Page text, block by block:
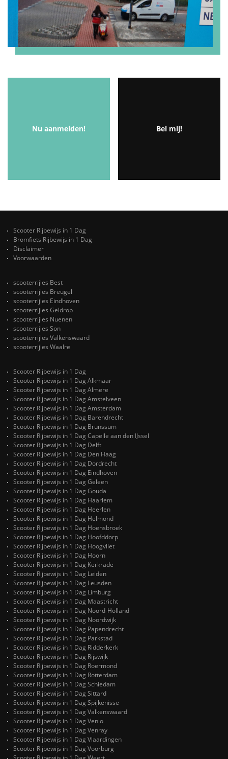
Nu aanmelden! Bel mij!
Scooter Rijbewijs in 1 Dag
Bromfiets Rijbewijs in 1 Dag
Disclaimer
Voorwaarden
scooterrijles Best
scooterrijles Breugel
scooterrijles Eindhoven
scooterrijles Geldrop
scooterrijles Nuenen
scooterrijles Son
scooterrijles Valkenswaard
scooterrijles Waalre
Scooter Rijbewijs in 1 Dag
Scooter Rijbewijs in 1 Dag Alkmaar
Scooter Rijbewijs in 1 Dag Almere
Scooter Rijbewijs in 1 Dag Amstelveen
Scooter Rijbewijs in 1 Dag Amsterdam
Scooter Rijbewijs in 1 Dag Barendrecht
Scooter Rijbewijs in 1 Dag Brunssum
Scooter Rijbewijs in 1 Dag Capelle aan den IJssel
Scooter Rijbewijs in 1 Dag Delft
Scooter Rijbewijs in 1 Dag Den Haag
Scooter Rijbewijs in 1 Dag Dordrecht
Scooter Rijbewijs in 1 Dag Eindhoven
Scooter Rijbewijs in 1 Dag Geleen
Scooter Rijbewijs in 1 Dag Gouda
Scooter Rijbewijs in 1 Dag Haarlem
Scooter Rijbewijs in 1 Dag Heerlen
Scooter Rijbewijs in 1 Dag Helmond
Scooter Rijbewijs in 1 Dag Hoensbroek
Scooter Rijbewijs in 1 Dag Hoofddorp
Scooter Rijbewijs in 1 Dag Hoogvliet
Scooter Rijbewijs in 1 Dag Hoorn
Scooter Rijbewijs in 1 Dag Kerkrade
Scooter Rijbewijs in 1 Dag Leiden
Scooter Rijbewijs in 1 Dag Leusden
Scooter Rijbewijs in 1 Dag Limburg
Scooter Rijbewijs in 1 Dag Maastricht
Scooter Rijbewijs in 1 Dag Noord-Holland
Scooter Rijbewijs in 1 Dag Noordwijk
Scooter Rijbewijs in 1 Dag Papendrecht
Scooter Rijbewijs in 1 Dag Parkstad
Scooter Rijbewijs in 1 Dag Ridderkerk
Scooter Rijbewijs in 1 Dag Rijswijk
Scooter Rijbewijs in 1 Dag Roermond
Scooter Rijbewijs in 1 Dag Rotterdam
Scooter Rijbewijs in 1 Dag Schiedam
Scooter Rijbewijs in 1 Dag Sittard
Scooter Rijbewijs in 1 Dag Spijkenisse
Scooter Rijbewijs in 1 Dag Valkenswaard
Scooter Rijbewijs in 1 Dag Venlo
Scooter Rijbewijs in 1 Dag Venray
Scooter Rijbewijs in 1 Dag Vlaardingen
Scooter Rijbewijs in 1 Dag Voorburg